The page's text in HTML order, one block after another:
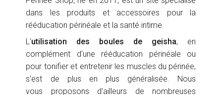
dans les produits et accessoires pour la
rééducation périnéale et la santé intime.
L'utilisation des boules de geisha, en
complément d'une rééducation périnéale ou
pour tonifier et entretenir les muscles du périnée,
s'est de plus en plus généralisée. Nous
vous proposons d'ailleurs de nombreuses